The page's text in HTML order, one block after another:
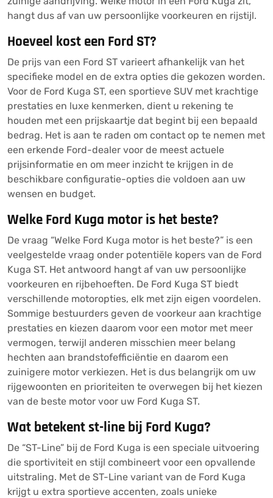
hangt dus af van uw persoonlijke voorkeuren en rijstijl.
Hoeveel kost een Ford ST?
De prijs van een Ford ST varieert afhankelijk van het
specifieke model en de extra opties die gekozen worden.
Voor de Ford Kuga ST, een sportieve SUV met krachtige
prestaties en luxe kenmerken, dient u rekening te
houden met een prijskaartje dat begint bij een bepaald
bedrag. Het is aan te raden om contact op te nemen met
een erkende Ford-dealer voor de meest actuele
prijsinformatie en om meer inzicht te krijgen in de
beschikbare configuratie-opties die voldoen aan uw
wensen en budget.
Welke Ford Kuga motor is het beste?
De vraag “Welke Ford Kuga motor is het beste?” is een
veelgestelde vraag onder potentiële kopers van de Ford
Kuga ST. Het antwoord hangt af van uw persoonlijke
voorkeuren en rijbehoeften. De Ford Kuga ST biedt
verschillende motoropties, elk met zijn eigen voordelen.
Sommige bestuurders geven de voorkeur aan krachtige
prestaties en kiezen daarom voor een motor met meer
vermogen, terwijl anderen misschien meer belang
hechten aan brandstofefficiëntie en daarom een
zuinigere motor verkiezen. Het is dus belangrijk om uw
rijgewoonten en prioriteiten te overwegen bij het kiezen
van de beste motor voor uw Ford Kuga ST.
Wat betekent st-line bij Ford Kuga?
De “ST-Line” bij de Ford Kuga is een speciale uitvoering
die sportiviteit en stijl combineert voor een opvallende
uitstraling. Met de ST-Line variant van de Ford Kuga
krijgt u extra sportieve accenten, zoals unieke